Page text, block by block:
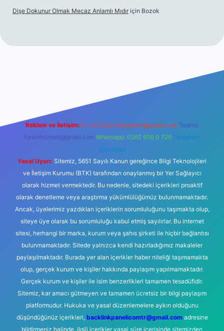
Dişe Dokunur Olmak Mecaz Anlamlı Mıdır için Bozok
Reklam ve İletişim: E-mail: backlinkpaneli@gmail.com Teams:
forumhizmeti@gmail.com Whatsapp: 0262 606 0 726 Telegram:
@karabul
Yasal Uyarı: Sitemiz, 5651 Sayılı Kanun gereğince Bilgi Teknolojileri
ve İletişim Kurumu (BTK) tarafından onaylanmış bir Yer Sağlayıcı
olarak hizmet vermektedir. Bu nedenle, sitedeki içerikleri proaktif
olarak denetleme veya araştırma yükümlülüğümüz bulunmamaktadır.
Ancak, üyelerimiz yazdıkları içeriklerin sorumluluğunu taşımakta olup,
siteye üye olarak bu sorumluluğu kabul etmiş sayılırlar. Bu internet
sitesi, herhangi bir marka, kurum veya şahıs şirketi ile hiçbir bağlantısı
bulunmamaktadır. Sitede yalnızca kendi hazırladığımız makaleler
paylaşılmaktadır. Burada yer alan içerikler haber niteliği taşımamakta
olup, gerçek kurum ve kişiler hakkında paylaşım yapılmamaktadır.
Gerçek kurum ve kişiler ile isim benzerlikleri tamamen tesadüfidir.
Sitemiz, kar amacı gütmeyen ve tamamen ücretsiz bir bilgi paylaşım
platformudur. Hukuka ve yasal düzenlemelere aykırı olduğunu
düşündüğünüz içerikleri, backlinkpanelicomtr@gmail.comadresine
bildirmeniz halinde, ilgili içerikler yasal süre içerisinde sitemizden